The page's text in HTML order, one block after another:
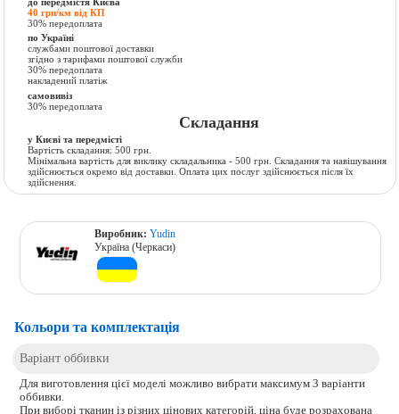
40 грн/км від КП
30% передоплата
по Україні
службами поштової доставки
згідно з тарифами поштової служби
30% передоплата
накладений платіж
самовивіз
30% передоплата
Складання
у Києві та передмісті
Вартість складання: 500 грн.
Мінімальна вартість для виклику складальника - 500 грн. Складання та навішування
здійснюється окремо від доставки. Оплата цих послуг здійснюється після їх
здійснення.
Виробник:Yudin
Україна (Черкаси)
Кольори та комплектація
Варіант оббивки
Для виготовлення цієї моделі можливо вибрати максимум 3 варіанти
оббивки.
При виборі тканин із різних цінових категорій, ціна буде розрахована